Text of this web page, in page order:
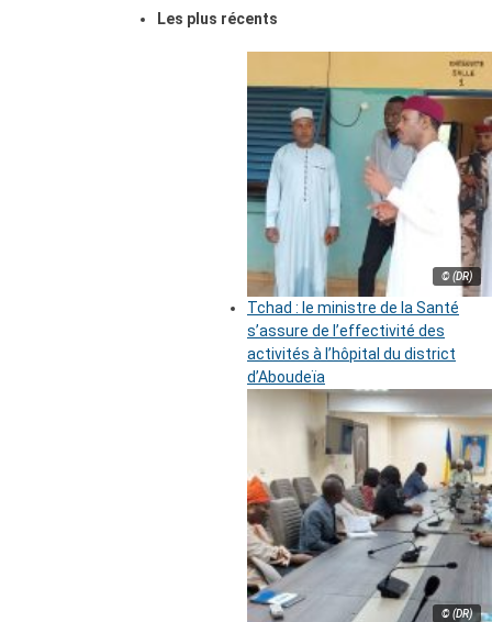
Les plus récents
© (DR)
Tchad : le ministre de la Santé
s’assure de l’effectivité des
activités à l’hôpital du district
d’Aboudeïa
© (DR)